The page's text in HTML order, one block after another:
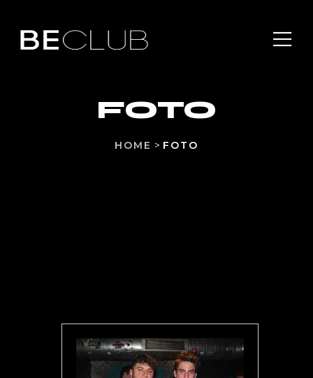
FOTO
HOME > FOTO